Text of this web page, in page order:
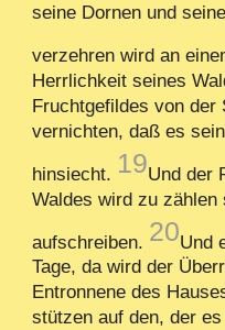
seine Dornen und
verzehren wird an
Herrlichkeit seines
Fruchtgefildes von
vernichten, daß es
hinsiecht. 19Und der
Waldes wird zu
aufschreiben. 20Und
Tage, da wird der
Entronnene des
stützen auf den, der